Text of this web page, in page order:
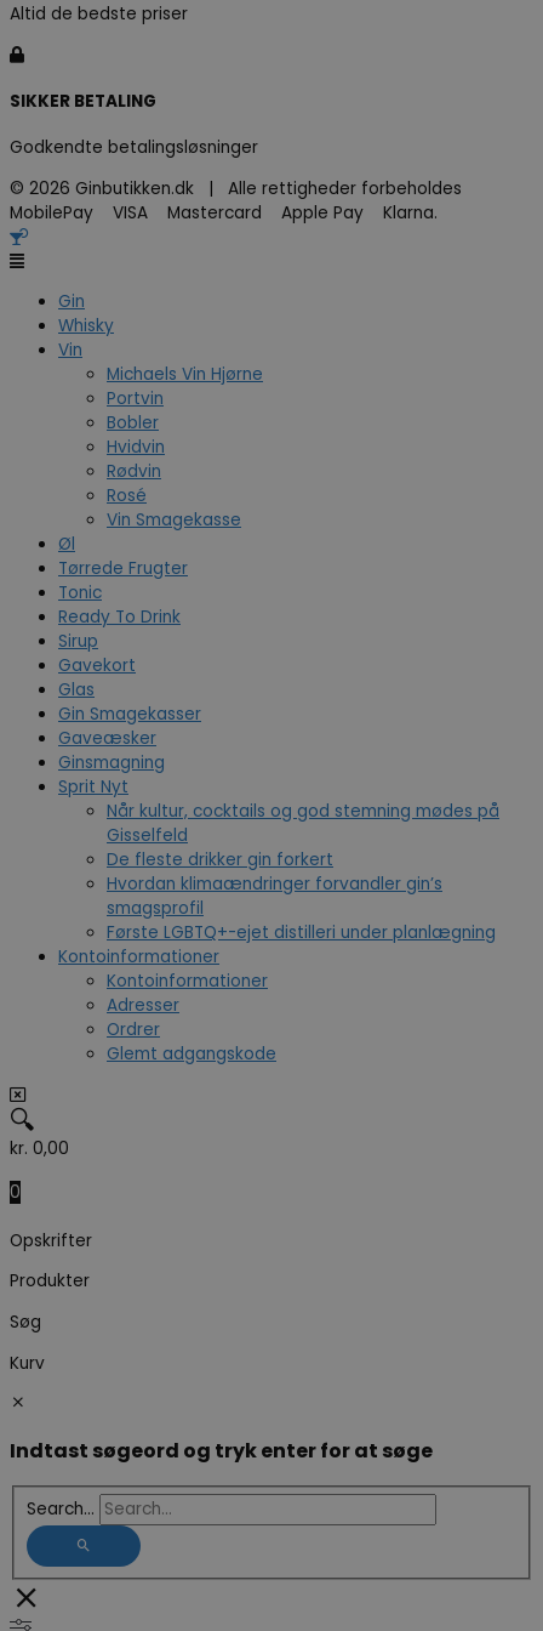
Altid de bedste priser
SIKKER BETALING
Godkendte betalingsløsninger
© 2026 Ginbutikken.dk | Alle rettigheder forbeholdes
MobilePay VISA Mastercard Apple Pay Klarna.
Gin
Whisky
Vin
Michaels Vin Hjørne
Portvin
Bobler
Hvidvin
Rødvin
Rosé
Vin Smagekasse
Øl
Tørrede Frugter
Tonic
Ready To Drink
Sirup
Gavekort
Glas
Gin Smagekasser
Gaveæsker
Ginsmagning
Sprit Nyt
Når kultur, cocktails og god stemning mødes på
Gisselfeld
De fleste drikker gin forkert
Hvordan klimaændringer forvandler gin’s
smagsprofil
Første LGBTQ+-ejet distilleri under planlægning
Kontoinformationer
Kontoinformationer
Adresser
Ordrer
Glemt adgangskode
🔍
kr. 0,00
0
Opskrifter
Produkter
Søg
Kurv
Indtast søgeord og tryk enter for at søge
Search...